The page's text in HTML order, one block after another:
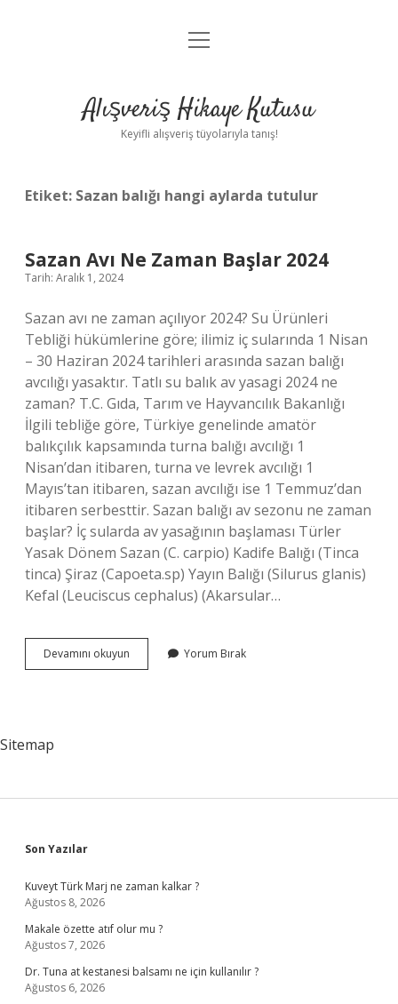
Anasayfa
Yasal Uyarı
menüyü
Alışveriş Hikaye Kutusu
Keyifli alışveriş tüyolarıyla tanış!
Etiket: Sazan balığı hangi aylarda tutulur
Sazan Avı Ne Zaman Başlar 2024
Tarih: Aralık 1, 2024
Sazan avı ne zaman açılıyor 2024? Su Ürünleri
Tebliği hükümlerine göre; ilimiz iç sularında 1 Nisan
– 30 Haziran 2024 tarihleri ​​arasında sazan balığı
avcılığı yasaktır. Tatlı su balık av yasagi 2024 ne
zaman? T.C. Gıda, Tarım ve Hayvancılık Bakanlığı
İlgili tebliğe göre, Türkiye genelinde amatör
balıkçılık kapsamında turna balığı avcılığı 1
Nisan’dan itibaren, turna ve levrek avcılığı 1
Mayıs’tan itibaren, sazan avcılığı ise 1 Temmuz’dan
itibaren serbesttir. Sazan balığı av sezonu ne zaman
başlar? İç sularda av yasağının başlaması Türler
Yasak Dönem Sazan (C. carpio) Kadife Balığı (Tinca
tinca) Şiraz (Capoeta.sp) Yayın Balığı (Silurus glanis)
Kefal (Leuciscus cephalus) (Akarsular…
Devamını okuyun
Avı
Yorum Bırak
Sitemap
Sidebar
Son Yazılar
Kuveyt Türk Marj ne zaman kalkar ?
Ağustos 8, 2026
Makale özette atıf olur mu ?
Ağustos 7, 2026
Dr. Tuna at kestanesi balsamı ne için kullanılır ?
Ağustos 6, 2026